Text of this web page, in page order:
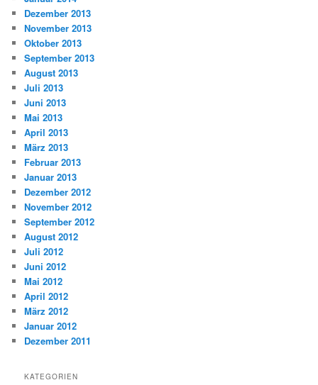
Dezember 2013
November 2013
Oktober 2013
September 2013
August 2013
Juli 2013
Juni 2013
Mai 2013
April 2013
März 2013
Februar 2013
Januar 2013
Dezember 2012
November 2012
September 2012
August 2012
Juli 2012
Juni 2012
Mai 2012
April 2012
März 2012
Januar 2012
Dezember 2011
KATEGORIEN